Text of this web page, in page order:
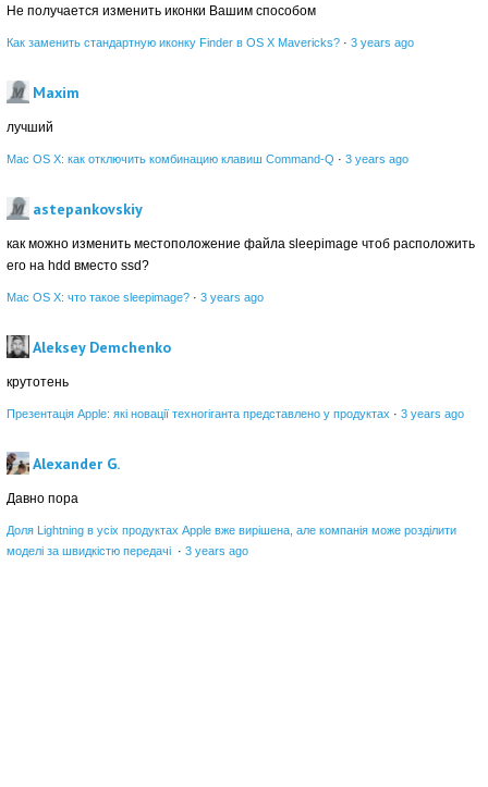
Не получается изменить иконки Вашим способом
Как заменить стандартную иконку Finder в OS X Mavericks? · 3 years ago
Maxim
лучший
Mac OS X: как отключить комбинацию клавиш Command-Q · 3 years ago
astepankovskiy
как можно изменить местоположение файла sleepimage чтоб расположить
его на hdd вместо ssd?
Mac OS X: что такое sleepimage? · 3 years ago
Aleksey Demchenko
крутотень
Презентація Apple: які новації техногіганта представлено у продуктах · 3 years ago
Alexander G.
Давно пора
Доля Lightning в усіх продуктах Apple вже вирішена, але компанія може розділити
моделі за швидкістю передачі · 3 years ago